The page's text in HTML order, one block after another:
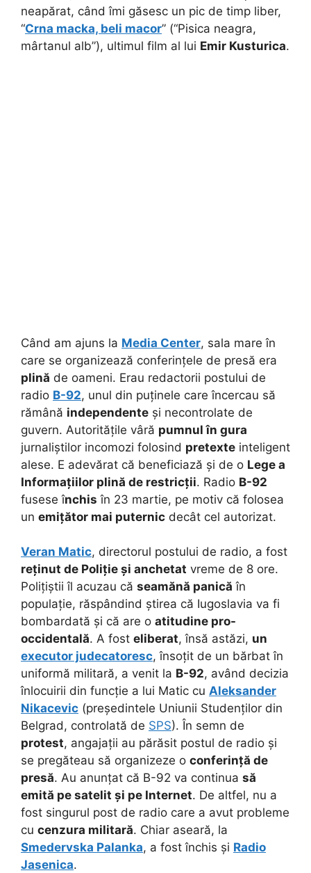
neapărat, când îmi găsesc un pic de timp liber,
“Crna macka, beli macor” (“Pisica neagra,
mârtanul alb”), ultimul film al lui Emir Kusturica.
Când am ajuns la Media Center, sala mare în
care se organizează conferințele de presă era
plină de oameni. Erau redactorii postului de
radio B-92, unul din puținele care încercau să
rămână independente și necontrolate de
guvern. Autoritățile vâră pumnul în gura
jurnaliștilor incomozi folosind pretexte inteligent
alese. E adevărat că beneficiază și de o Lege a
Informațiilor plină de restricții. Radio B-92
fusese închis în 23 martie, pe motiv că folosea
un emițător mai puternic decât cel autorizat.
Veran Matic, directorul postului de radio, a fost
reținut de Poliție și anchetat vreme de 8 ore.
Polițiștii îl acuzau că seamănă panică în
populație, răspândind știrea că Iugoslavia va fi
bombardată și că are o atitudine pro-
occidentală. A fost eliberat, însă astăzi, un
executor judecatoresc, însoțit de un bărbat în
uniformă militară, a venit la B-92, având decizia
înlocuirii din funcție a lui Matic cu Aleksander
Nikacevic (președintele Uniunii Studenților din
Belgrad, controlată de SPS). În semn de
protest, angajații au părăsit postul de radio și
se pregăteau să organizeze o conferință de
presă. Au anunțat că B-92 va continua să
emită pe satelit și pe Internet. De altfel, nu a
fost singurul post de radio care a avut probleme
cu cenzura militară. Chiar aseară, la
Smedervska Palanka, a fost închis și Radio
Jasenica.